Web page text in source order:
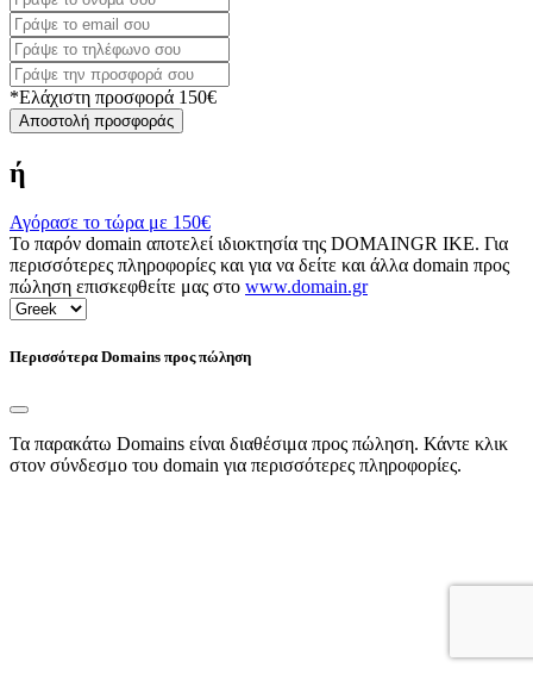
*Ελάχιστη προσφορά 150€
Αποστολή προσφοράς
ή
Αγόρασε το τώρα με 150€
Το παρόν domain αποτελεί ιδιοκτησία της DOMAINGR ΙΚΕ. Για
περισσότερες πληροφορίες και για να δείτε και άλλα domain προς
πώληση επισκεφθείτε μας στο www.domain.gr
Περισσότερα Domains προς πώληση
Τα παρακάτω Domains είναι διαθέσιμα προς πώληση. Κάντε κλικ
στον σύνδεσμο του domain για περισσότερες πληροφορίες.